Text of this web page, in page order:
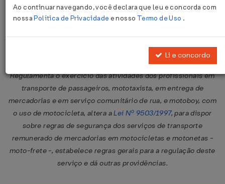
Lei Nº 12009 DE 29/07/2009
Publicado no DOU em 30 jul 2009
Regulamenta o exercício das atividades dos profissionais em
transporte de passageiros, mototaxista, em entrega de
mercadorias e em serviço comunitário de rua, e motoboy, com
o uso de motocicleta, altera aLei Nº 9503/1997, para dispor
sobre regras de segurança dos serviços de transporte
remunerado de mercadorias em motocicletas e motonetas -
moto-frete -, estabelece regras gerais para a regulação deste
serviço e dá outras providências.
Ao continuar navegando, você declara que leu e concorda com
nossaPolítica de Privacidade e nosso Termo de Uso .
Li e concordo